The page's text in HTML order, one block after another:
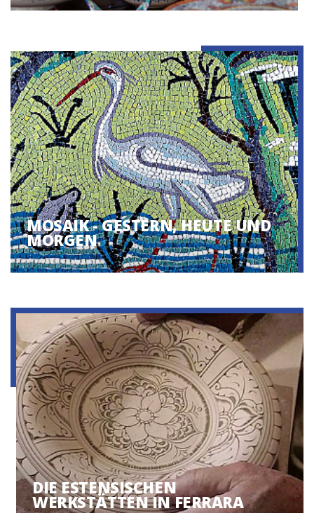
MOSAIK - GESTERN, HEUTE UND
MORGEN
DIE ESTENSISCHEN
WERKSTÄTTEN IN FERRARA